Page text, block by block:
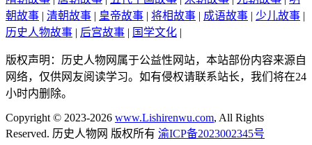
朝故事 | 清朝故事 | 皇帝故事 | 将相故事 | 成语故事 | 少儿故事 |
历史人物故事 | 后宫故事 | 国学文化 |
版权声明：历史人物网属于公益性网站，本站部份内容来源自
网络，仅供网友阅读学习。如有侵权请联系站长，我们将在24
小时内删除。
Copyright © 2023-2026 www.Lishirenwu.com, All Rights
Reserved. 历史人物网 版权所有 渝ICP备2023002345号